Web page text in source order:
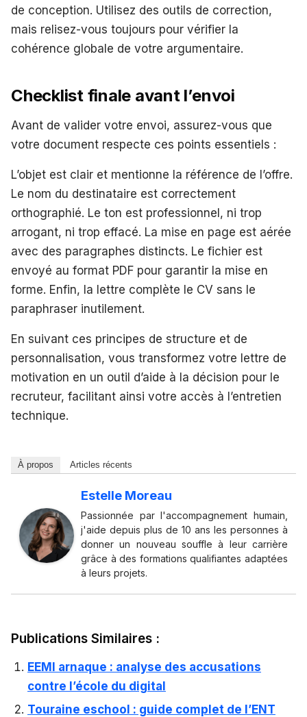
de conception. Utilisez des outils de correction,
mais relisez-vous toujours pour vérifier la
cohérence globale de votre argumentaire.
Checklist finale avant l’envoi
Avant de valider votre envoi, assurez-vous que
votre document respecte ces points essentiels :
L’objet est clair et mentionne la référence de l’offre.
Le nom du destinataire est correctement
orthographié. Le ton est professionnel, ni trop
arrogant, ni trop effacé. La mise en page est aérée
avec des paragraphes distincts. Le fichier est
envoyé au format PDF pour garantir la mise en
forme. Enfin, la lettre complète le CV sans le
paraphraser inutilement.
En suivant ces principes de structure et de
personnalisation, vous transformez votre lettre de
motivation en un outil d’aide à la décision pour le
recruteur, facilitant ainsi votre accès à l’entretien
technique.
À propos Articles récents
Estelle Moreau
Passionnée par l'accompagnement humain,
j'aide depuis plus de 10 ans les personnes à
donner un nouveau souffle à leur carrière
grâce à des formations qualifiantes adaptées
à leurs projets.
Publications Similaires :
EEMI arnaque : analyse des accusations
contre l’école du digital
Touraine eschool : guide complet de l’ENT